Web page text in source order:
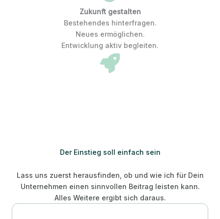
Zukunft gestalten
Bestehendes hinterfragen.
Neues ermöglichen.
Entwicklung aktiv begleiten.
Der Einstieg soll einfach sein
Lass uns zuerst herausfinden, ob und wie ich für Dein
Unternehmen einen sinnvollen Beitrag leisten kann.
Alles Weitere ergibt sich daraus.